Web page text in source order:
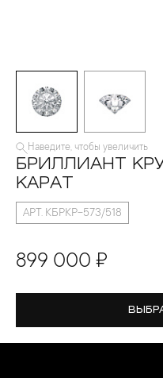
Наведите, чтобы увеличить
БРИЛЛИАНТ
КАРАТ
АРТ. КБРКР-573/518
899 000 ₽